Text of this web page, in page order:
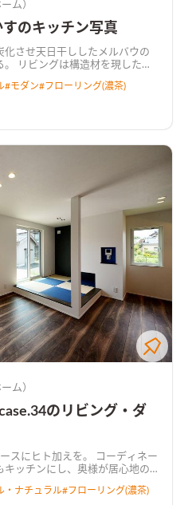
ム）
のキッチン写真
させ天日干ししたメルバウの
た勾
切に。
#モダン#フローリング(濃茶)
ム）
のリビング・ダ
加えを。 コーディネー
キッチンにし、奥様が居心地の
。
・ナチュラル#フローリング(濃茶)